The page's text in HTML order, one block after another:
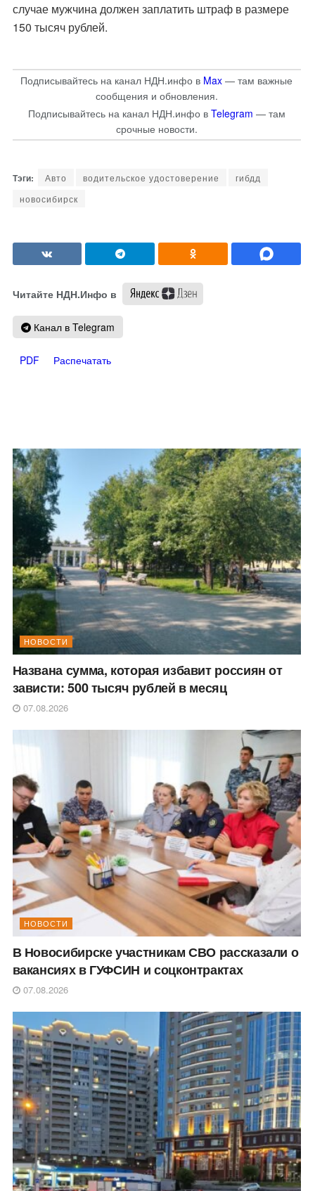
случае мужчина должен заплатить штраф в размере
150 тысяч рублей.
Подписывайтесь на канал НДН.инфо в Max — там важные
сообщения и обновления.
Подписывайтесь на канал НДН.инфо в Telegram — там
срочные новости.
Авто водительское удостоверение
гибдд
новосибирск
Читайте НДН.Инфо в
Канал в Telegram
PDF Распечатать
НОВОСТИ
Названа сумма, которая избавит россиян от
зависти: 500 тысяч рублей в месяц
07.08.2026
НОВОСТИ
В Новосибирске участникам СВО рассказали о
вакансиях в ГУФСИН и соцконтрактах
07.08.2026